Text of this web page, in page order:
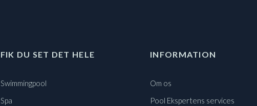
FIK DU SET DET HELE
Swimmingpool
Spa
INFORMATION
Om os
Pool Ekspertens services